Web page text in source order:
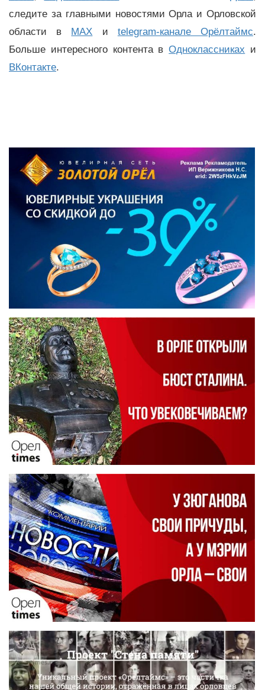
следите за главными новостями Орла и Орловской
области в MAX и telegram-канале Орёлтаймс.
Больше интересного контента вОдноклассниках и
ВКонтакте.